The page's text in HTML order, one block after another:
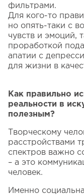
фильтрами.
Для кого-то
но опять-таки с
чувств и эмоций,
проработкой
апатии с
для жизни в
Как правильно
реальности в
полезным?
Творческому
расстройствами
спектров важно
– а это
человек.
Именно